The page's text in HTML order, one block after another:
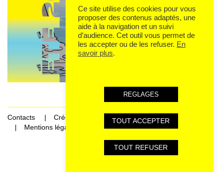
Contacts
Crédits
Mentions légales et données personnelles
Ce site utilise des cookies pour vous
proposer des contenus adaptés, une
aide à la navigation et un suivi
d’audience. Cet outil vous permet de
les accepter ou de les refuser. En
savoir plus.
REGLAGES
TOUT ACCEPTER
TOUT REFUSER